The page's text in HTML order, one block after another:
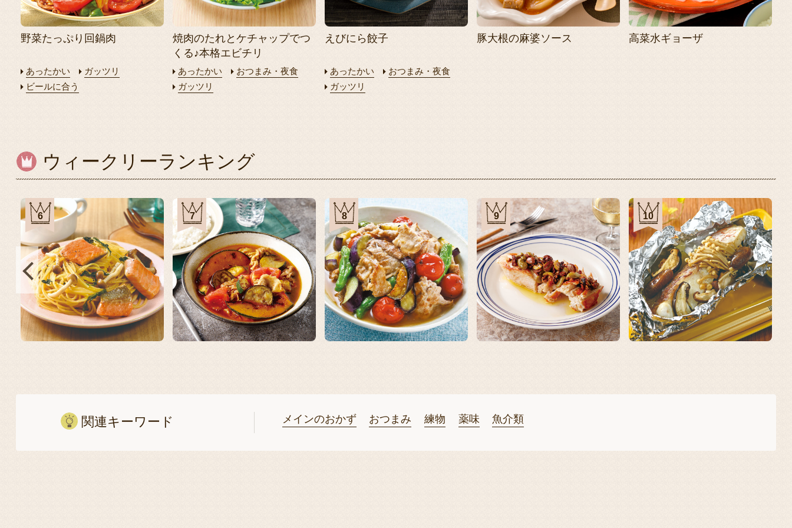
野菜たっぷり回鍋肉
あったかい
ガッツリ
ビールに合う
焼肉のたれとケチャップでつ
くる♪本格エビチリ
あったかい
おつまみ・夜食
ガッツリ
えびにら餃子
あったかい
おつまみ・夜食
ガッツリ
豚大根の麻婆ソース 高菜水ギョーザ
ウィークリーランキング
6 7 8 9 10
関連キーワード メインのおかず おつまみ 練物 薬味 魚介類